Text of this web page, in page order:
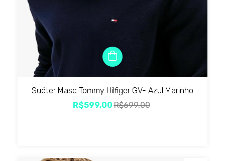
Suéter Masc Tommy Hilfiger GV- Azul Marinho
R$599,00R$699,00